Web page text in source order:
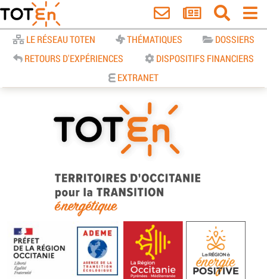
LE RÉSEAU TOTEN THÉMATIQUES
DOSSIERS
RETOURS D'EXPÉRIENCES
DISPOSITIFS FINANCIERS
EXTRANET
TOTEn Occitanie | Territoires
d’Occitanie pour la Transition
Energétique